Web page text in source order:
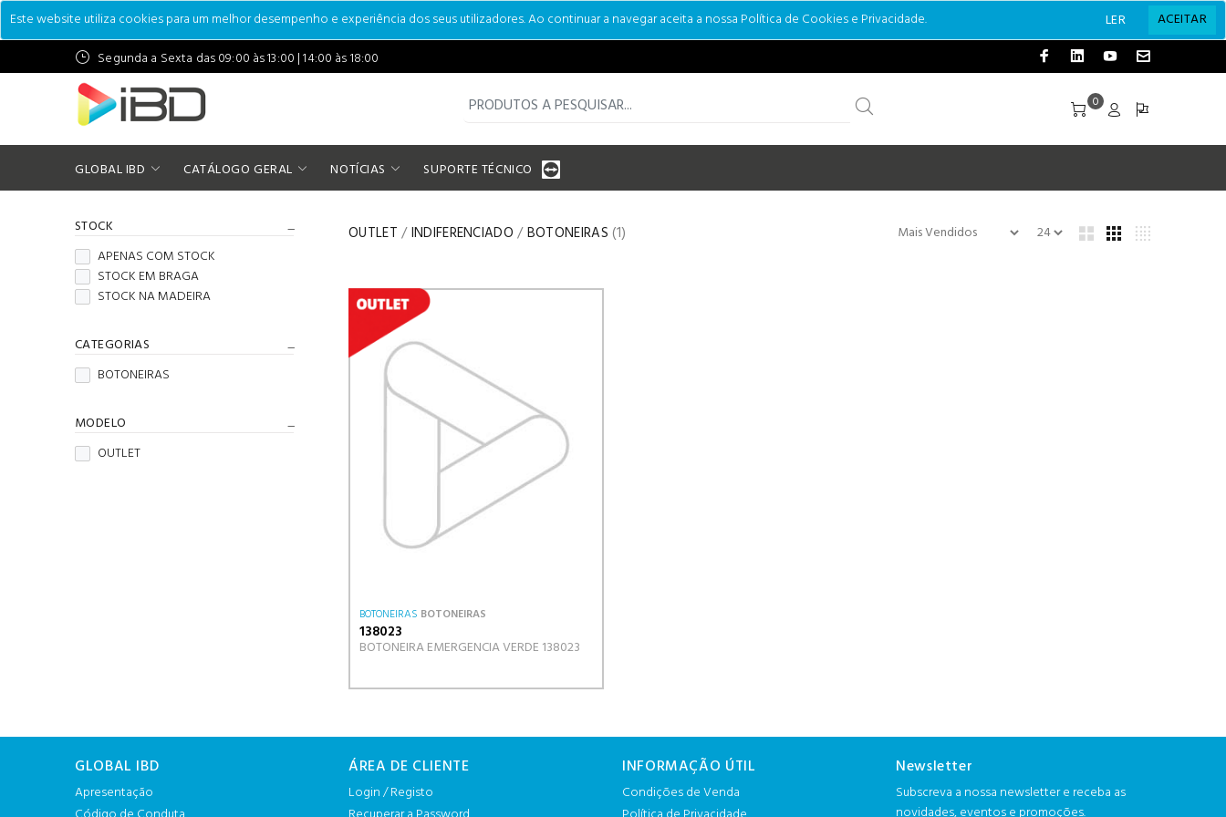
Este website utiliza cookies para um melhor desempenho e experiência dos seus utilizadores. Ao continuar a navegar aceita a nossa Política de Cookies e Privacidade. LER
ACEITAR
Segunda a Sexta das 09:00 às 13:00 | 14:00 às 18:00
0
GLOBAL IBD CATÁLOGO GERAL NOTÍCIAS SUPORTE TÉCNICO
STOCK
APENAS COM STOCK
STOCK EM BRAGA
STOCK NA MADEIRA
CATEGORIAS
BOTONEIRAS
MODELO
OUTLET
OUTLET /INDIFERENCIADO /BOTONEIRAS (1)
BOTONEIRAS BOTONEIRAS
138023
BOTONEIRA EMERGENCIA VERDE 138023
GLOBAL IBD
Apresentação
ÁREA DE CLIENTE
Login / Registo
INFORMAÇÃO ÚTIL
Condições de Venda
Newsletter
Subscreva a nossa newsletter e receba as